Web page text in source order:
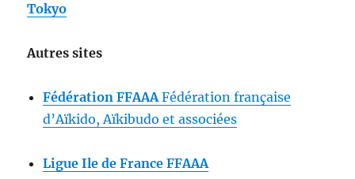
Tokyo
Autres sites
Fédération FFAAAFédération française
d’Aïkido, Aïkibudo et associées
Ligue Ile de France FFAAA